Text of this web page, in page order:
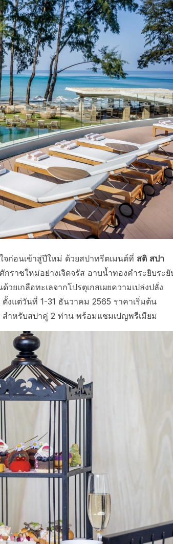
จก่อนเข้าสู่ปีใหม่ ด้วยสปาทรีตเมนต์ที่ สติ สปา
กราชใหม่อย่างเจิดจรัส อาบน้ำทองคำระยิบระยั
เกลือทะเลจากโปรตุเกสเผยความเปล่งปลั่ง
งแต่วันที่ 1-31 ธันวาคม 2565 ราคาเริ่มต้น
ำหรับสปาคู่ 2 ท่าน พร้อมแชมเปญพรีเมียม